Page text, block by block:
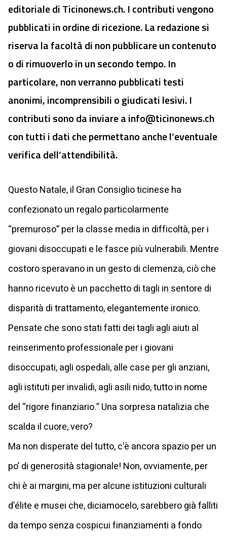
editoriale di Ticinonews.ch. I contributi vengono
pubblicati in ordine di ricezione. La redazione si
riserva la facoltà di non pubblicare un contenuto
o di rimuoverlo in un secondo tempo. In
particolare, non verranno pubblicati testi
anonimi, incomprensibili o giudicati lesivi. I
contributi sono da inviare ainfo@ticinonews.ch
con tutti i dati che permettano anche l’eventuale
verifica dell’attendibilità.
Questo Natale, il Gran Consiglio ticinese ha
confezionato un regalo particolarmente
“premuroso” per la classe media in difficoltà, per i
giovani disoccupati e le fasce più vulnerabili. Mentre
costoro speravano in un gesto di clemenza, ciò che
hanno ricevuto è un pacchetto di tagli in sentore di
disparità di trattamento, elegantemente ironico.
Pensate che sono stati fatti dei tagli agli aiuti al
reinserimento professionale per i giovani
disoccupati, agli ospedali, alle case per gli anziani,
agli istituti per invalidi, agli asili nido, tutto in nome
del “rigore finanziario.” Una sorpresa natalizia che
scalda il cuore, vero?
Ma non disperate del tutto, c’è ancora spazio per un
po’ di generosità stagionale! Non, ovviamente, per
chi è ai margini, ma per alcune istituzioni culturali
d’élite e musei che, diciamocelo, sarebbero già falliti
da tempo senza cospicui finanziamenti a fondo